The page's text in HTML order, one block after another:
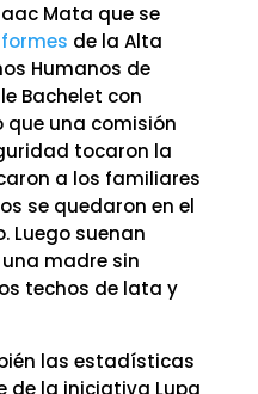
Mata que se
de la Alta
Humanos de
Bachelet con
que una comisión
tocaron la
a los familiares
se quedaron en el
Luego suenan
madre sin
techos de lata y
las estadísticas
de la iniciativa Lupa